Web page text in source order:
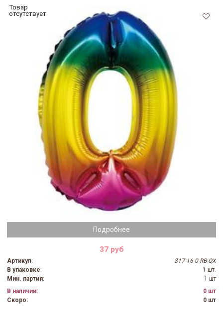
Подробнее
Товар
отсутствует
37 руб
Артикул:
317-16-0-RB-QX
В упаковке:
1 шт.
Мин. партия:
1 шт
В наличии:
0 шт
Скоро:
0 шт